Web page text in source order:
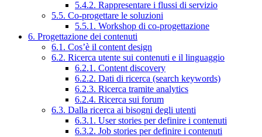
5.4.2. Rappresentare i flussi di servizio
5.5. Co-progettare le soluzioni
5.5.1. Workshop di co-progettazione
6. Progettazione dei contenuti
6.1. Cos’è il content design
6.2. Ricerca utente sui contenuti e il linguaggio
6.2.1. Content discovery
6.2.2. Dati di ricerca (search keywords)
6.2.3. Ricerca tramite analytics
6.2.4. Ricerca sui forum
6.3. Dalla ricerca ai bisogni degli utenti
6.3.1. User stories per definire i contenuti
6.3.2. Job stories per definire i contenuti